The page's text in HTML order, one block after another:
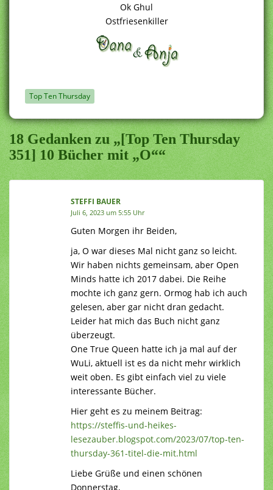
Ok Ghul
Ostfriesenkiller
Top Ten Thursday
18 Gedanken zu „[Top Ten Thursday
351] 10 Bücher mit „O““
STEFFI BAUER
Juli 6, 2023 um 5:55 Uhr
Guten Morgen ihr Beiden,
ja, O war dieses Mal nicht ganz so leicht.
Wir haben nichts gemeinsam, aber Open
Minds hatte ich 2017 dabei. Die Reihe
mochte ich ganz gern. Ormog hab ich auch
gelesen, aber gar nicht dran gedacht.
Leider hat mich das Buch nicht ganz
überzeugt.
One True Queen hatte ich ja mal auf der
WuLi, aktuell ist es da nicht mehr wirklich
weit oben. Es gibt einfach viel zu viele
interessante Bücher.
Hier geht es zu meinem Beitrag:
https://steffis-und-heikes-
lesezauber.blogspot.com/2023/07/top-ten-
thursday-361-titel-die-mit.html
Liebe Grüße und einen schönen
Donnerstag,